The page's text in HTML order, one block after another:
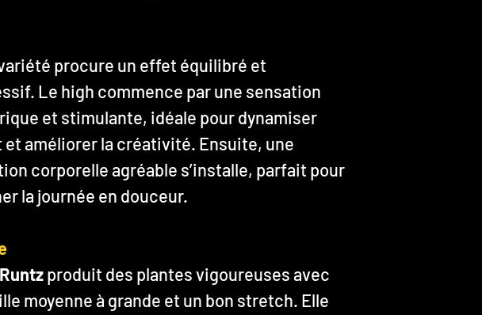
procure un effet équilibré et
Le high commence par une sensation
et stimulante, idéale pour dynamiser
et améliorer la créativité. Ensuite, une
corporelle agréable s’installe, parfait pour
la journée en douceur.
produit des plantes vigoureuses avec
moyenne à grande et un bon stretch. Elle